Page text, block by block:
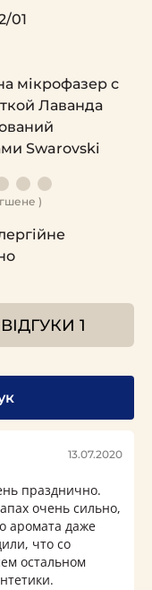
01
мікрофазер с
Лаванда
Swarovski
)
ВІДГУКИ1
13.07.2020
празднично.
очень сильно,
аромата даже
что со
остальном